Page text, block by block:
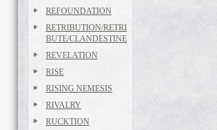
REFOUNDATION
RETRIBUTION/RETRI
BUTE/CLANDESTINE
REVELATION
RISE
RISING NEMESIS
RIVALRY
RUCKTION